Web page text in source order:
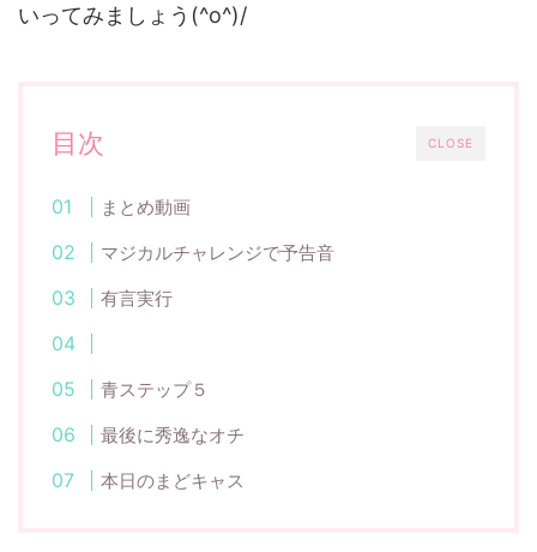
いってみましょう(^o^)/
CLOSE
目次
まとめ動画
マジカルチャレンジで予告音
有言実行
青ステップ５
最後に秀逸なオチ
本日のまどキャス